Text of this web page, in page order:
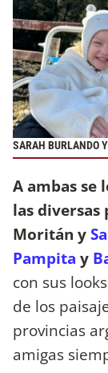
SARAH BURLANDO
A ambas
las diversas
Moritán y
Pampita y
con sus
de los
provincias
amigas